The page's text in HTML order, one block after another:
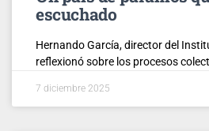
escuchado
Hernando García, director del
reflexionó sobre los procesos
7 diciembre 2025